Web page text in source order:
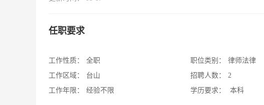
任职要求
工作性质：
全职
工作区域：
台山
工作年限：
经验不限
职位类别：
律师法律
招聘人数：
2
学历要求：
本科